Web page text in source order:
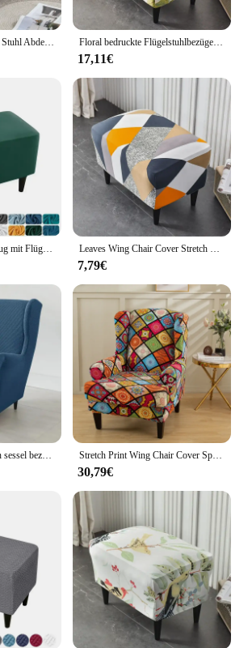
Blätter Gedruckt Flügel Stuhl Abdeckung Stretch Spandex Sessel Abdeckung Nordic Abnehmbare Entspannen Sofa Schonbezug Möbel Schutz Abdeckungen Floral bedruckte Flügelstuhlbezüge, Stretch-Sesselbezug mit Sitzkissenbezug, elastische Sofabezüge, Kingback-Sofabezug für Zuhause
17,11€
Weicher Samt-Stuhlbezug mit Flügeln, dehnbar, elastisch, mit Flügelrücken, Sofabezüge, einfarbig, Sessel-Schonbezüge mit Sitzkissen-Schonbezug Leaves Wing Chair Cover Stretch Spandex Sesselbezüge Nordic Ottoman Cover Abnehmbare Sofa Schonbezüge mit Sitzkissenbezügen
7,79€
1 Satz elastischer Ohren sessel bezug mit Sitzkissen Wingback Hotels ofa Ottomane Bezug Sessel Schon bezug für Schlafzimmer Wohnzimmer Stretch Print Wing Chair Cover Spandex Elastic Sessel Covers Europe Wingback Relax Sofa Slipcovers mit Sitzkissenbezug
30,79€